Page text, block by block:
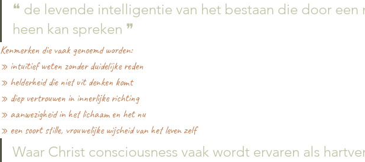
❝ de levende intelligentie van het bestaan die door een
heen kan spreken ❞
Kenmerken die vaak genoemd worden:
» intuïtief weten zonder duidelijke reden
» helderheid die niet uit denken komt
» diep vertrouwen in innerlijke richting
» aanwezigheid in het lichaam en het nu
» een soort stille, vrouwelijke wijsheid van het leven zelf
Waar Christ consciousness vaak wordt ervaren als